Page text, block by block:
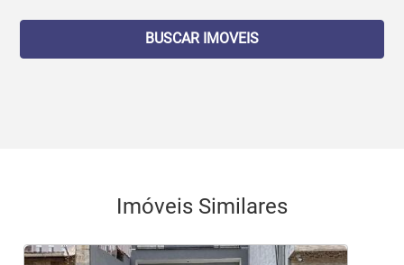
BUSCAR IMOVEIS
Imóveis Similares
<<<<